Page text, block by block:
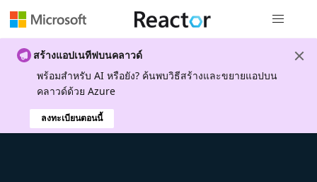
สร้างแอปเนทีฟบนคลาวด์
พร้อมสําหรับ AI หรือยัง? ค้นพบวิธีสร้างและขยายแอปบน
คลาวด์ด้วย Azure
ลงทะเบียนตอนนี้